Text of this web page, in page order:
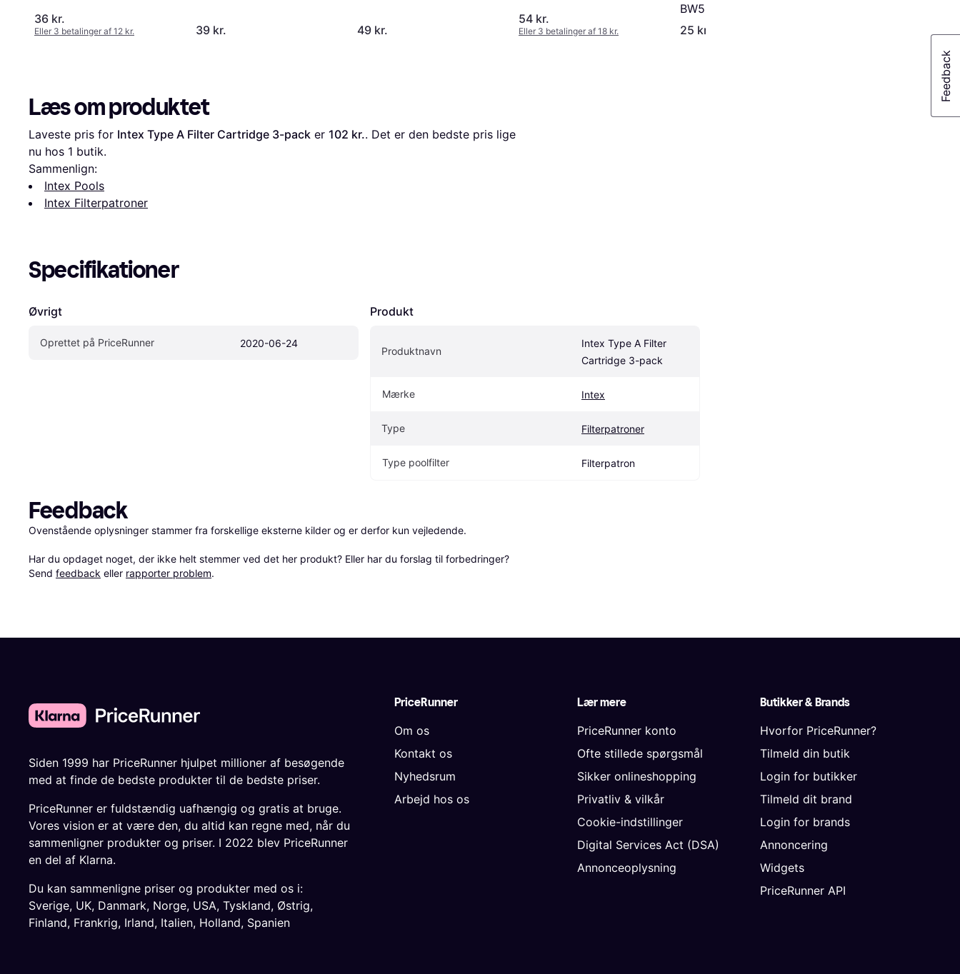
36 kr.
Eller 3 betalinger af 12 kr. 39 kr. 49 kr.
54 kr.
Eller 3 betalinger af 18 kr.
BW58094 2-pack
25 kr.
Læs om produktet
Laveste pris for Intex Type A Filter Cartridge 3-pack er 102 kr.. Det er den bedste pris lige
nu hos 1 butik.
Sammenlign:
Intex Pools
Intex Filterpatroner
Specifikationer
Øvrigt
Oprettet på PriceRunner 2020-06-24
Produkt
Produktnavn
Intex Type A Filter
Cartridge 3-pack
Mærke Intex
Type Filterpatroner
Type poolfilter Filterpatron
Feedback
Ovenstående oplysninger stammer fra forskellige eksterne kilder og er derfor kun vejledende.
Har du opdaget noget, der ikke helt stemmer ved det her produkt? Eller har du forslag til forbedringer?
Send feedback eller rapporter problem.
PriceRunner
Om os
Kontakt os
Nyhedsrum
Arbejd hos os
Lær mere
PriceRunner konto
Ofte stillede spørgsmål
Sikker onlineshopping
Privatliv & vilkår
Cookie-indstillinger
Digital Services Act (DSA)
Annonceoplysning
Butikker & Brands
Hvorfor PriceRunner?
Tilmeld din butik
Login for butikker
Tilmeld dit brand
Login for brands
Annoncering
Widgets
PriceRunner API
Siden 1999 har PriceRunner hjulpet millioner af besøgende
med at finde de bedste produkter til de bedste priser.
PriceRunner er fuldstændig uafhængig og gratis at bruge.
Vores vision er at være den, du altid kan regne med, når du
sammenligner produkter og priser. I 2022 blev PriceRunner
en del af Klarna.
Du kan sammenligne priser og produkter med os i:
Sverige, UK, Danmark, Norge, USA, Tyskland, Østrig,
Finland, Frankrig, Irland, Italien, Holland, Spanien